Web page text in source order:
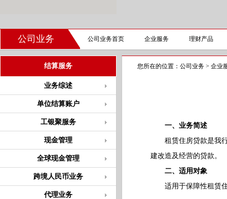
公司业务 公司业务首页 企业服务 理财产品
结算服务
业务综述
单位结算账户
工银聚服务
现金管理
全球现金管理
跨境人民币业务
代理业务
您所在的位置： 公司业务 > 企业
一、业务简述
租赁住房贷款是我行
建改造及经营的贷款。
二、适用对象
适用于保障性租赁住